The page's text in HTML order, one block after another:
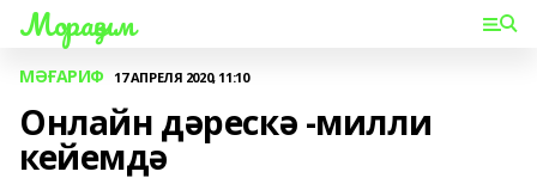
Мораҙым
МӘҒАРИФ 17 АПРЕЛЯ 2020, 11:10
Онлайн дәрескә -милли
кейемдә